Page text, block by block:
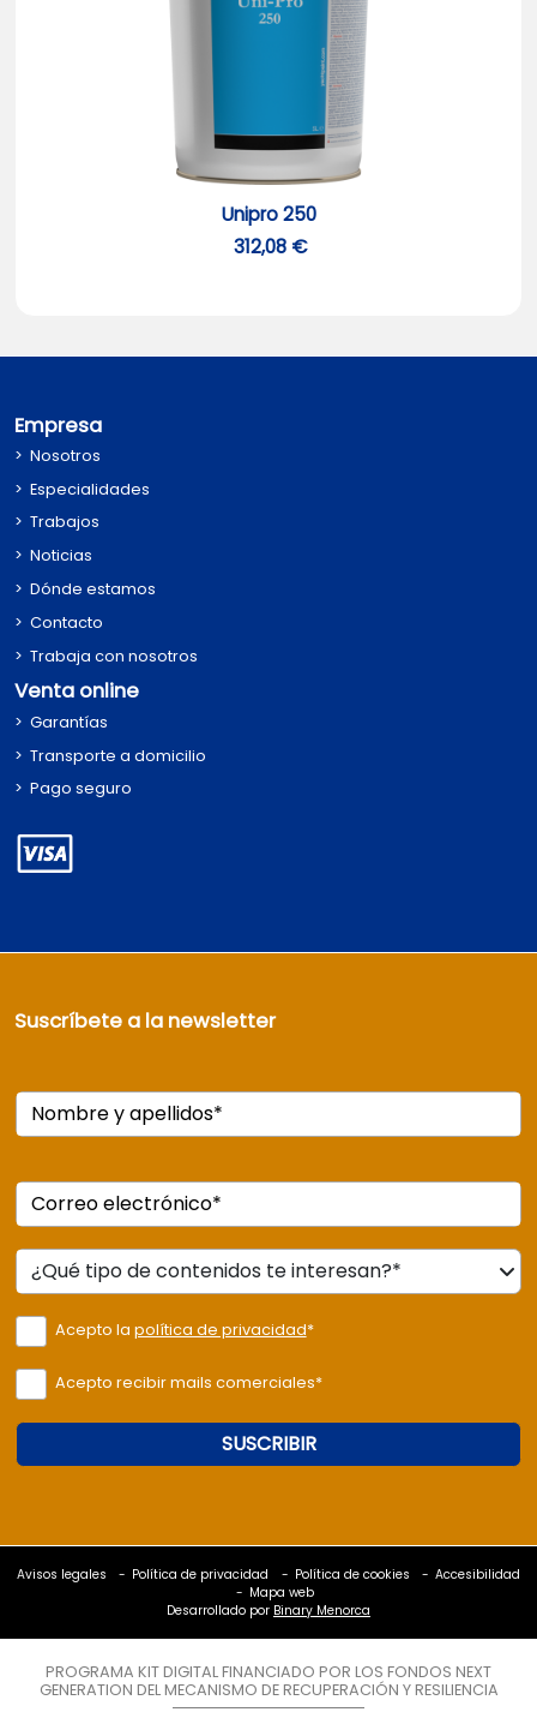
Unipro 250
312,08 €
Empresa
Nosotros
Especialidades
Trabajos
Noticias
Dónde estamos
Contacto
Trabaja con nosotros
Venta online
Garantías
Transporte a domicilio
Pago seguro
Suscríbete a la newsletter
Nombre y apellidos*
Correo electrónico*
Acepto la política de privacidad*
Acepto recibir mails comerciales*
SUSCRIBIR
Avisos legales Política de privacidad Política de cookies
Accesibilidad
Mapa web
Desarrollado por Binary Menorca
PROGRAMA KIT DIGITAL FINANCIADO POR LOS FONDOS NEXT
GENERATION DEL MECANISMO DE RECUPERACIÓN Y RESILIENCIA